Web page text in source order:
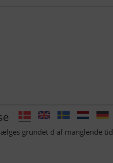
grundet d af manglende tid